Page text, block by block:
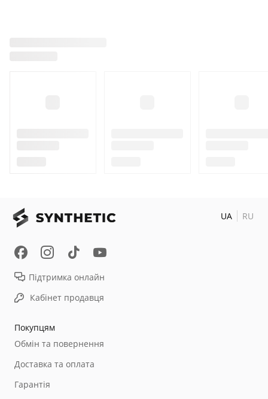
Покупцям
Обмін та повернення
Доставка та оплата
Гарантія
Підтримка онлайн
Кабінет продавця
UA RU